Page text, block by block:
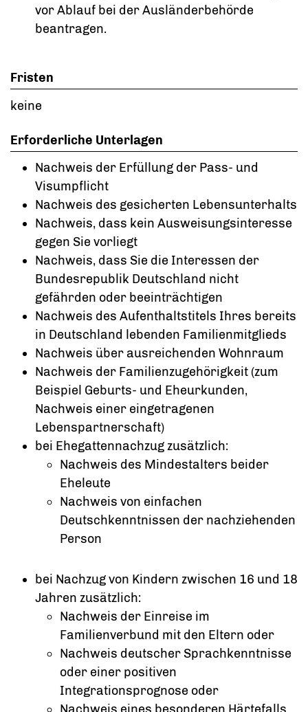
vor Ablauf bei der Ausländerbehörde
beantragen.
Fristen
keine
Erforderliche Unterlagen
Nachweis der Erfüllung der Pass- und
Visumpflicht
Nachweis des gesicherten Lebensunterhalts
Nachweis, dass kein Ausweisungsinteresse
gegen Sie vorliegt
Nachweis, dass Sie die Interessen der
Bundesrepublik Deutschland nicht
gefährden oder beeinträchtigen
Nachweis des Aufenthaltstitels Ihres bereits
in Deutschland lebenden Familienmitglieds
Nachweis über ausreichenden Wohnraum
Nachweis der Familienzugehörigkeit (zum
Beispiel Geburts- und Eheurkunden,
Nachweis einer eingetragenen
Lebenspartnerschaft)
bei Ehegattennachzug zusätzlich:
Nachweis des Mindestalters beider
Eheleute
Nachweis von einfachen
Deutschkenntnissen der nachziehenden
Person
bei Nachzug von Kindern zwischen 16 und 18
Jahren zusätzlich:
Nachweis der Einreise im
Familienverbund mit den Eltern oder
Nachweis deutscher Sprachkenntnisse
oder einer positiven
Integrationsprognose oder